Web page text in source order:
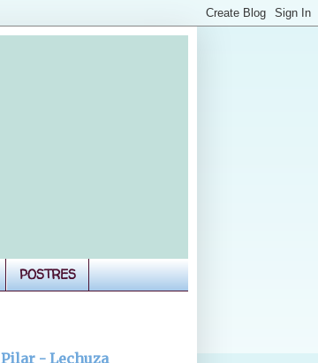
POSTRES
Pilar - Lechuza